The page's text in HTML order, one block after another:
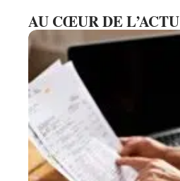
AU CŒUR DE L’ACTU